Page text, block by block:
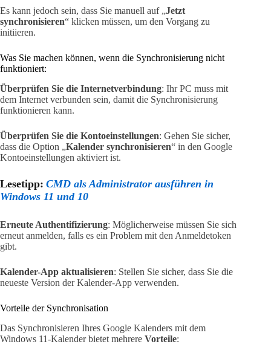
Es kann jedoch sein, dass Sie manuell auf „Jetzt
synchronisieren“ klicken müssen, um den Vorgang zu
initiieren.
Was Sie machen können, wenn die Synchronisierung nicht
funktioniert:
Überprüfen Sie die Internetverbindung: Ihr PC muss mit
dem Internet verbunden sein, damit die Synchronisierung
funktionieren kann.
Überprüfen Sie die Kontoeinstellungen: Gehen Sie sicher,
dass die Option „Kalender synchronisieren“ in den Google
Kontoeinstellungen aktiviert ist.
Lesetipp: CMD als Administrator ausführen in
Windows 11 und 10
Erneute Authentifizierung: Möglicherweise müssen Sie sich
erneut anmelden, falls es ein Problem mit den Anmeldetoken
gibt.
Kalender-App aktualisieren: Stellen Sie sicher, dass Sie die
neueste Version der Kalender-App verwenden.
Vorteile der Synchronisation
Das Synchronisieren Ihres Google Kalenders mit dem
Windows 11-Kalender bietet mehrere Vorteile: